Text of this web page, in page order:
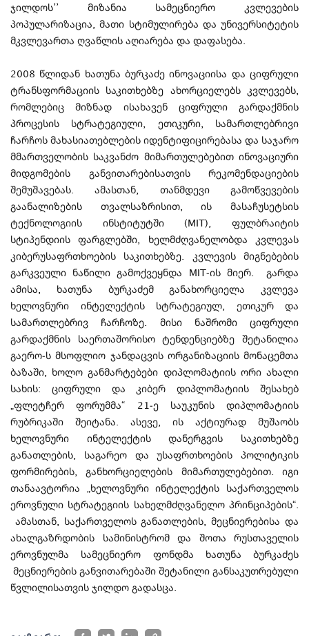
ჯილდოს’’ მიზანია სამეცნიერო კვლევების
პოპულარიზაცია, მათი სტიმულირება და უნივერსიტეტის
მკვლევართა ღვაწლის აღიარება და დაფასება.
2008 წლიდან ხათუნა ბურკაძე ინოვაციისა და ციფრული
ტრანსფორმაციის საკითხებზე ახორციელებს კვლევებს,
რომლებიც მიზნად ისახავენ ციფრული გარდაქმნის
პროცესის სტრატეგიული, ეთიკური, სამართლებრივი
ჩარჩოს მახასიათებლების იდენტიფიცირებასა და საჯარო
მმართველობის საკვანძო მიმართულებებით ინოვაციური
მიდგომების განვითარებისათვის რეკომენდაციების
შემუშავებას. ამასთან, თანმდევი გამოწვევების
გაანალიზების თვალსაზრისით, ის მასაჩუსეტსის
ტექნოლოგიის ინსტიტუტში (MIT), ფულბრაიტის
სტიპენდიის ფარგლებში, ხელმძღვანელობდა კვლევას
კიბერუსაფრთხოების საკითხებზე. კვლევის მიგნებების
გარკვეული ნაწილი გამოქვეყნდა MIT-ის მიერ. გარდა
ამისა, ხათუნა ბურკაძემ განახორციელა კვლევა
ხელოვნური ინტელექტის სტრატეგიულ, ეთიკურ და
სამართლებრივ ჩარჩოზე. მისი ნაშრომი ციფრული
გარდაქმნის საერთაშორისო ტენდენციებზე შეტანილია
გაერო-ს მსოფლიო ჯანდაცვის ორგანიზაციის მონაცემთა
ბაზაში, ხოლო განმარტებები დიპლომატიის ორი ახალი
სახის: ციფრული და კიბერ დიპლომატიის შესახებ
„ფლეტჩერ ფორუმმა“ 21-ე საუკუნის დიპლომატიის
რუბრიკაში შეიტანა. ასევე, ის აქტიურად მუშაობს
ხელოვნური ინტელექტის დანერგვის საკითხებზე
განათლების, საგარეო და უსაფრთხოების პოლიტიკის
ფორმირების, განხორციელების მიმართულებებით. იგი
თანაავტორია „ხელოვნური ინტელექტის საქართველოს
ეროვნული სტრატეგიის სახელმძღვანელო პრინციპების“.
ამასთან, საქართველოს განათლების, მეცნიერებისა და
ახალგაზრდობის სამინისტრომ და შოთა რუსთაველის
ეროვნულმა სამეცნიერო ფონდმა ხათუნა ბურკაძეს
მეცნიერების განვითარებაში შეტანილი განსაკუთრებული
წვლილისათვის ჯილდო გადასცა.